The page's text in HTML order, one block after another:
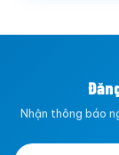
Nhận thông báo